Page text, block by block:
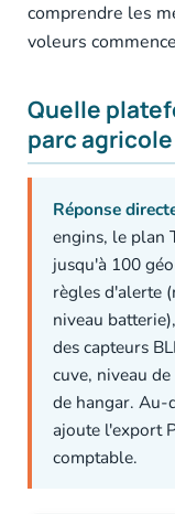
comprendre les
voleurs
Quelle
parc agricole
Réponse
engins, le plan
jusqu'à 100
règles d'alerte
niveau
des capteurs
cuve, niveau
de hangar. Au-
ajoute l'export
comptable.